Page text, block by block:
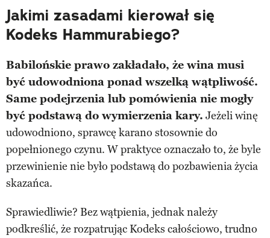
Jakimi zasadami kierował się
Kodeks Hammurabiego?
Babilońskie prawo zakładało, że wina musi
być udowodniona ponad wszelką wątpliwość.
Same podejrzenia lub pomówienia nie mogły
być podstawą do wymierzenia kary. Jeżeli winę
udowodniono, sprawcę karano stosownie do
popełnionego czynu. W praktyce oznaczało to, że byle
przewinienie nie było podstawą do pozbawienia życia
skazańca.
Sprawiedliwie? Bez wątpienia, jednak należy
podkreślić, że rozpatrując Kodeks całościowo, trudno